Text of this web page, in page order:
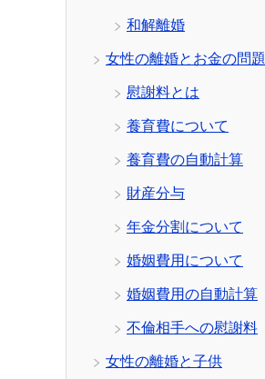
和解離婚
女性の離婚とお金の問題
慰謝料とは
養育費について
養育費の自動計算
財産分与
年金分割について
婚姻費用について
婚姻費用の自動計算
不倫相手への慰謝料
女性の離婚と子供